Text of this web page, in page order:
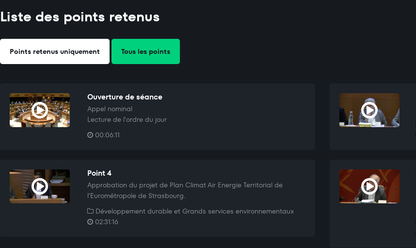
Liste des points retenus
Points retenus uniquement Tous les points
Ouverture de séance
Appel nominal
Lecture de l'ordre du jour
00:06:11
Point 4
Approbation du projet de Plan Climat Air Energie Territorial de
l’Eurométropole de Strasbourg.
Développement durable et Grands services environnementaux
02:31:16